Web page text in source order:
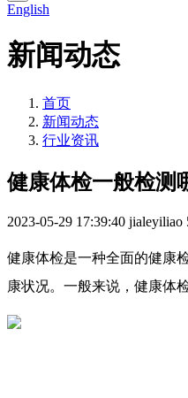
English
新闻动态
首页
新闻动态
行业资讯
健康体检一般检测
2023-05-29 17:39:40 jialeyiliao
健康体检是一种全面的健康
康状况。一般来说，健康体